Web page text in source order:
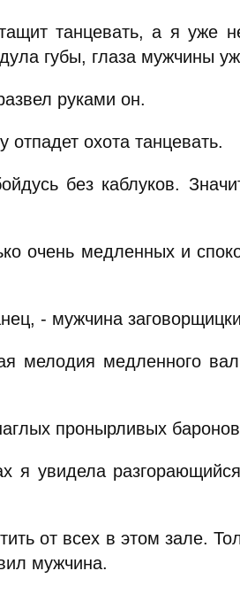
танцевать, а я уже
губы, глаза мужчины
руками он.
охота танцевать.
без каблуков.
очень медленных и
- мужчина
мелодия медленного
пронырливых
я увидела
от всех в этом зале.
мужчина.